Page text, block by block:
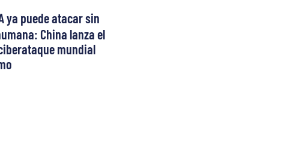
ya puede atacar sin
China lanza el
mundial